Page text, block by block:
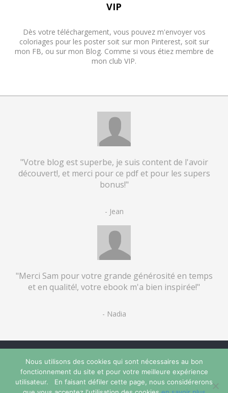
VIP
Dès votre téléchargement, vous pouvez m'envoyer vos
coloriages pour les poster soit sur mon Pinterest, soit sur
mon FB, ou sur mon Blog. Comme si vous étiez membre de
mon club VIP.
"Votre blog est superbe, je suis content de l'avoir
découvert!, et merci pour ce pdf et pour les supers
bonus!"
- Jean
"Merci Sam pour votre grande générosité en temps
et en qualité!, votre ebook m'a bien inspirée!"
- Nadia
Copyright artettuto 2019 (c) All Rights Reserved
Privacy Policy
Disclaimer Conditions générales de vente
Nous utilisons des cookies qui sont nécessaires au bon
fonctionnement du site et pour votre meilleure expérience
utilisateur. En faisant défiler cette page, nous considérerons